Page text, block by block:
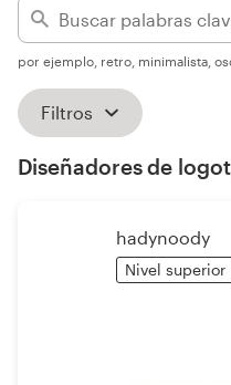
por ejemplo, retro, minimalista,
Filtros
Diseñadores de
hadynoody
Nivel superior
Obtenga
un
diseño
Diseño de páginas web